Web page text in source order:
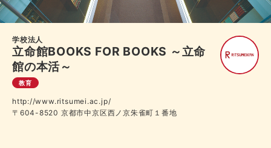
学校法人
立命館BOOKS FOR BOOKS ～立命
館の本活～
教育
http://www.ritsumei.ac.jp/
〒604-8520 京都市中京区西ノ京朱雀町１番地